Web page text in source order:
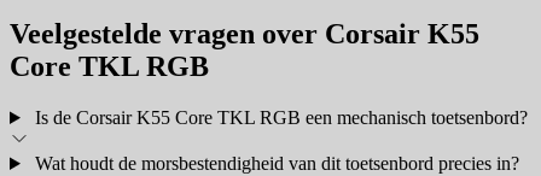
Veelgestelde vragen over Corsair K55
Core TKL RGB
Is de Corsair K55 Core TKL RGB een mechanisch toetsenbord?
Wat houdt de morsbestendigheid van dit toetsenbord precies in?